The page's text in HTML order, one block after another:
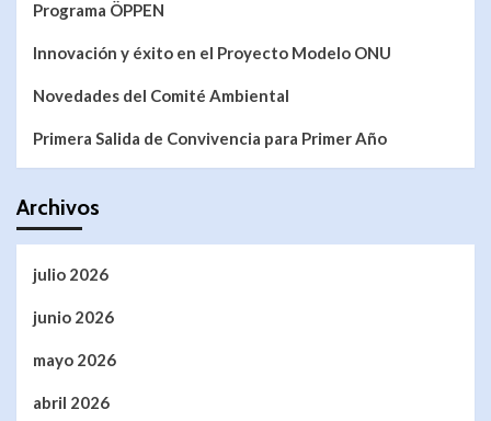
Programa ÖPPEN
Innovación y éxito en el Proyecto Modelo ONU
Novedades del Comité Ambiental
Primera Salida de Convivencia para Primer Año
Archivos
julio 2026
junio 2026
mayo 2026
abril 2026